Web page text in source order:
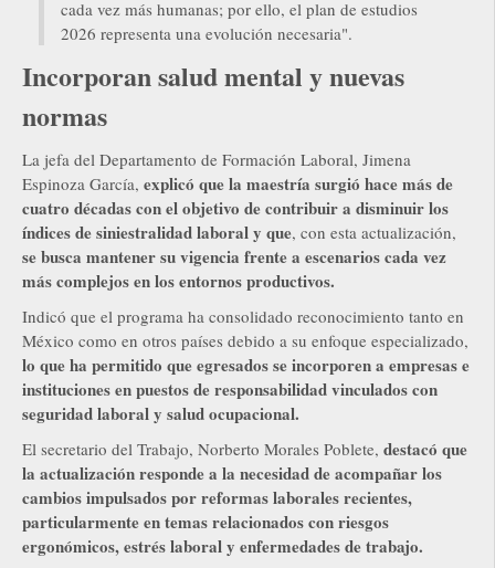
cada vez más humanas; por ello, el plan de estudios
2026 representa una evolución necesaria".
Incorporan salud mental y nuevas
normas
La jefa del Departamento de Formación Laboral, Jimena
Espinoza García, explicó que la maestría surgió hace más de
cuatro décadas con el objetivo de contribuir a disminuir los
índices de siniestralidad laboral y que, con esta actualización,
se busca mantener su vigencia frente a escenarios cada vez
más complejos en los entornos productivos.
Indicó que el programa ha consolidado reconocimiento tanto en
México como en otros países debido a su enfoque especializado,
lo que ha permitido que egresados se incorporen a empresas e
instituciones en puestos de responsabilidad vinculados con
seguridad laboral y salud ocupacional.
El secretario del Trabajo, Norberto Morales Poblete, destacó que
la actualización responde a la necesidad de acompañar los
cambios impulsados por reformas laborales recientes,
particularmente en temas relacionados con riesgos
ergonómicos, estrés laboral y enfermedades de trabajo.